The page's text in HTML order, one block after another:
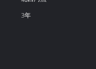
3年